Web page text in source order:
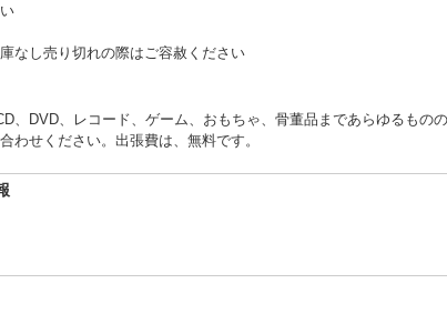
なし売り切れの際はご容赦ください
、DVD、レコード、ゲーム、おもちゃ、骨董品まであらゆるもの
わせください。出張費は、無料です。